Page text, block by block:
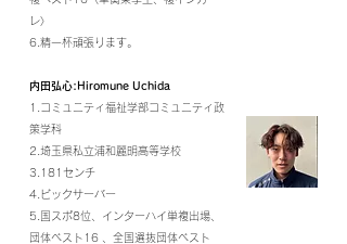
レ〉
6.精一杯頑張ります。
内田弘心:Hiromune Uchida
1.コミュニティ福祉学部コミュニティ政
策学科
2.埼玉県私立浦和麗明高等学校
3.181センチ
4.ビックサーバー
5.国スポ8位、インターハイ単複出場、
団体ベスト16 、全国選抜団体ベスト